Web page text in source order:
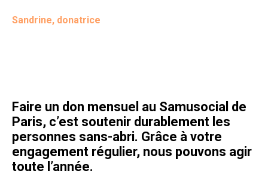
Sandrine, donatrice
Faire un don mensuel au Samusocial de
Paris, c’est soutenir durablement les
personnes sans-abri. Grâce à votre
engagement régulier, nous pouvons agir
toute l’année.